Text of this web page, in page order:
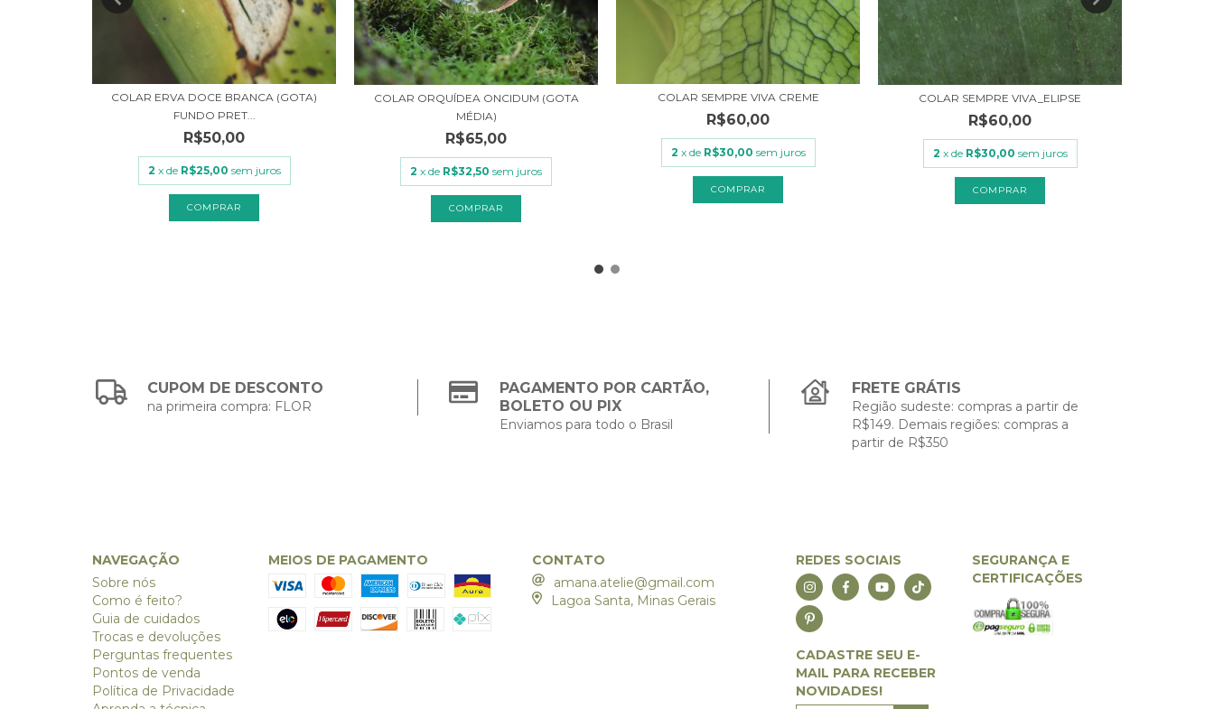
COLAR ERVA DOCE BRANCA (GOTA)
FUNDO PRET...
R$50,00
2 x de R$25,00 sem juros
COLAR ORQUÍDEA ONCIDUM (GOTA
MÉDIA)
R$65,00
2 x de R$32,50 sem juros
COLAR SEMPRE VIVA CREME
R$60,00
2 x de R$30,00 sem juros
COLAR SEMPRE VIVA_ELIPSE
R$60,00
2 x de R$30,00 sem juros
CUPOM DE DESCONTO
na primeira compra: FLOR
PAGAMENTO POR CARTÃO,
BOLETO OU PIX
Enviamos para todo o Brasil
FRETE GRÁTIS
Região sudeste: compras a partir de
R$149. Demais regiões: compras a
partir de R$350
NAVEGAÇÃO
Sobre nós
Como é feito?
Guia de cuidados
Trocas e devoluções
Perguntas frequentes
Pontos de venda
Política de Privacidade
MEIOS DE PAGAMENTO
CONTATO
amana.atelie@gmail.com
Lagoa Santa, Minas Gerais
REDES SOCIAIS
CADASTRE SEU E-
MAIL PARA RECEBER
NOVIDADES!
SEGURANÇA E
CERTIFICAÇÕES